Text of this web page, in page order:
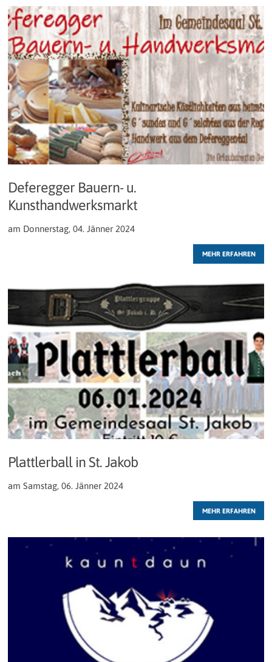
Deferegger Bauern- u.
Kunsthandwerksmarkt
am Donnerstag, 04. Jänner 2024
MEHR ERFAHREN
Plattlerball in St. Jakob
am Samstag, 06. Jänner 2024
MEHR ERFAHREN